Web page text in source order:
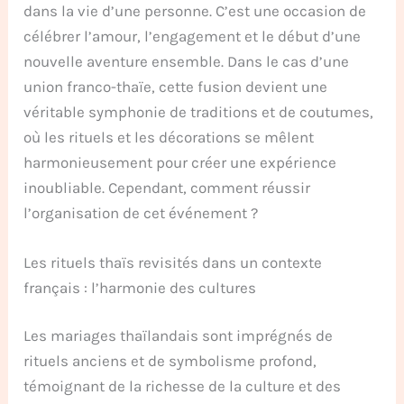
dans la vie d’une personne. C’est une occasion de
célébrer l’amour, l’engagement et le début d’une
nouvelle aventure ensemble. Dans le cas d’une
union franco-thaïe, cette fusion devient une
véritable symphonie de traditions et de coutumes,
où les rituels et les décorations se mêlent
harmonieusement pour créer une expérience
inoubliable. Cependant, comment réussir
l’organisation de cet événement ?
Les rituels thaïs revisités dans un contexte
français : l’harmonie des cultures
Les mariages thaïlandais sont imprégnés de
rituels anciens et de symbolisme profond,
témoignant de la richesse de la culture et des